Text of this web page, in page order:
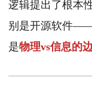
逻辑提出了根本
别是开源软件
是物理vs信息的